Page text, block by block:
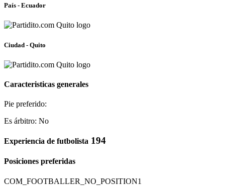
País - Ecuador
Ciudad - Quito
Caracteristicas generales
Pie preferido:
Es árbitro: No
Experiencia de futbolista 194
Posiciones preferidas
COM_FOOTBALLER_NO_POSITION1